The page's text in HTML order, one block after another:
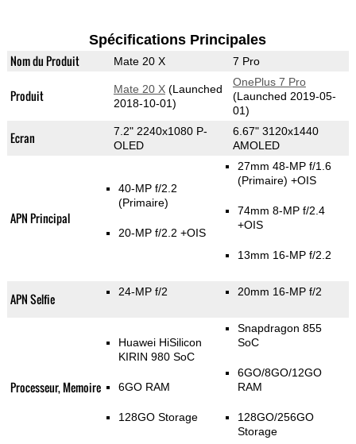
Spécifications Principales
Nom du Produit Mate 20 X 7 Pro
Produit Mate 20 X(Launched
2018-10-01)
OnePlus 7 Pro
(Launched 2019-05-
01)
Ecran
7.2" 2240x1080 P-
OLED
6.67" 3120x1440
AMOLED
APN Principal
40-MP f/2.2
(Primaire)
20-MP f/2.2 +OIS
27mm 48-MP f/1.6
(Primaire) +OIS
74mm 8-MP f/2.4
+OIS
13mm 16-MP f/2.2
APN Selfie 24-MP f/2 20mm 16-MP f/2
Processeur, Memoire
Huawei HiSilicon
KIRIN 980 SoC
6GO RAM
128GO Storage
Snapdragon 855
SoC
6GO/8GO/12GO
RAM
128GO/256GO
Storage